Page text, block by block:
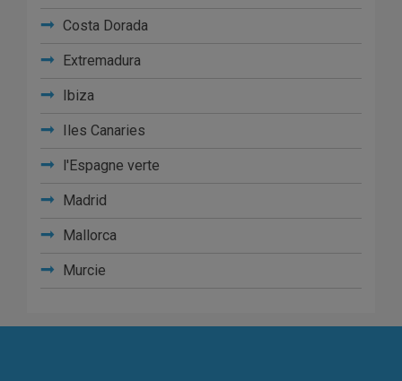
Costa Dorada
Extremadura
Ibiza
Iles Canaries
l'Espagne verte
Madrid
Mallorca
Murcie